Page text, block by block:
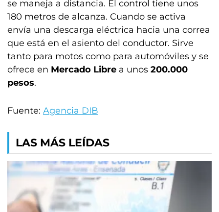
se maneja a distancia. El control tiene unos
180 metros de alcanza. Cuando se activa
envía una descarga eléctrica hacia una correa
que está en el asiento del conductor. Sirve
tanto para motos como para automóviles y se
ofrece en Mercado Libre a unos 200.000
pesos.
Fuente: Agencia DIB
LAS MÁS LEÍDAS